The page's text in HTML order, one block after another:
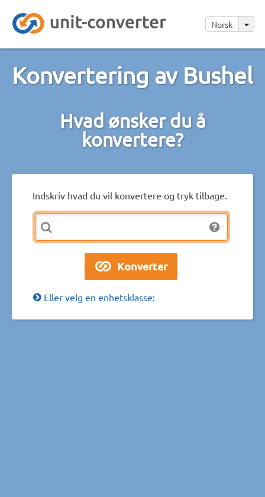
Norsk
Konvertering av Bushel
Hvad ønsker du å
konvertere?
Indskriv hvad du vil konvertere og tryk tilbage.
Eller velg en enhetsklasse: